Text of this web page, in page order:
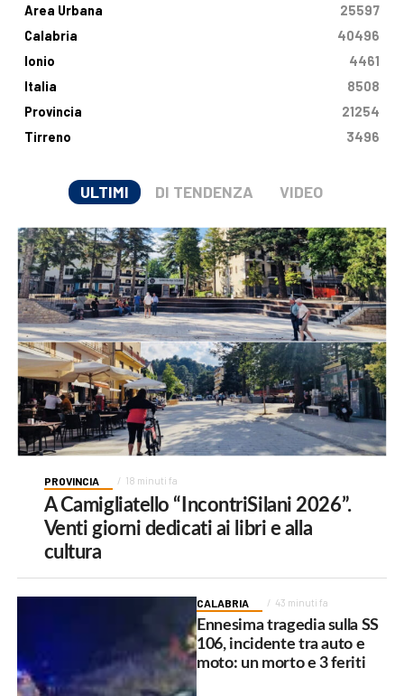
Area Urbana
25597
Calabria
40496
Ionio
4461
Italia
8508
Provincia
21254
Tirreno
3496
ULTIMI DI TENDENZA VIDEO
PROVINCIA 18 minuti fa
A Camigliatello “IncontriSilani 2026”.
Venti giorni dedicati ai libri e alla
cultura
CALABRIA 43 minuti fa
Ennesima tragedia sulla SS
106, incidente tra auto e
moto: un morto e 3 feriti